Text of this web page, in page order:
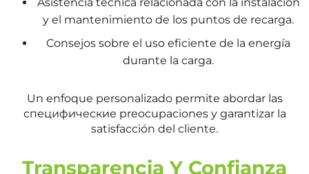
y el mantenimiento de los puntos de recarga.
Consejos sobre el uso eficiente de la energía
durante la carga.
Un enfoque personalizado permite abordar las
специфические preocupaciones y garantizar la
satisfacción del cliente.
Transparencia Y Confianza